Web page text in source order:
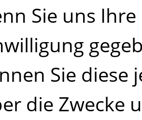
Sie uns
Sie diese
die Zwecke